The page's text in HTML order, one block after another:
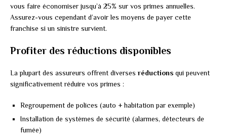
vous faire économiser jusqu’à 25% sur vos primes annuelles.
Assurez-vous cependant d’avoir les moyens de payer cette
franchise si un sinistre survient.
Profiter des réductions disponibles
La plupart des assureurs offrent diverses réductions qui peuvent
significativement réduire vos primes :
Regroupement de polices (auto + habitation par exemple)
Installation de systèmes de sécurité (alarmes, détecteurs de
fumée)